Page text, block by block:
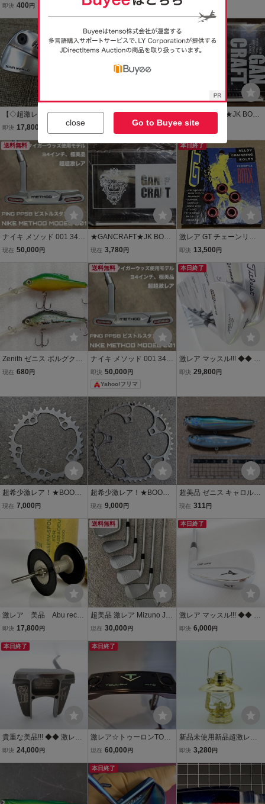
ol MA ①
即決 400 円
#ブルーバック ZENITH
孝典
現在 780円
ア!黒色紙にシルバーマジ
ックサイン！UWF/格闘王
／リングス/ＲＩＮＧＳ/格
闘技/前田日明直筆サイン/
アウトサイダー
現在
【◇超激レア/プロトタイ
プ/美品】◆HONMA TW-
MA アイアン型 UT #2◇ス
チールファイバーi110(X)
*MP@1*S*555
即決 17,800
激レア 限定品 壱式ビッグ
ブラザー KI-B カトキチ氏
デザイン ARCmania氏プ
ロデュース ボディー制作
TNC
円
★GANCRAFT★JK BOX
ガンクラフト ジョイクロ
ボックス フェイスロゴ #0
2 クリアー/ブラック 中古
品 MAGNUM 230 KLASH
9 用 平岩 孝典
現在 2,380
送料無料
ナイキ メソッド 001 34イ
ンチ 極美品 超超激レア タ
現在 50,000 円
★GANCRAFT★JK BOX
ガンクラフト ジョイクロ
ェイスロゴ #02 クリアー/
ブラック 新品未使用品 平
岩 孝典
現在 3,780 円
本日終了
激レア GT チェーンリン
グボルト アルミ BMX M
即決 13,500 円
Zenith ゼニス ボルグクラ
ンク ZC-65M チャートリ
クラフト 平岩孝典
現在 680 円
送料無料
ナイキ メソッド 001 34イ
ンチ 極美品 超超激レア タ
イガーウッズ NIKE METH
OD 001 34inch
即決 50,000 円
Yahoo!フリマ
本日終了
激レア マッスル!!! ◆◆ タ
イトリスト MB 712 FOR
即決 29,800 円
超希少激レア！★BOONE
TECH TITANIUM CHAINR
現在 7,000 円
超希少激レア！★BOONE
TECH TITANIUM CHAINR
現在 9,000 円
超美品 ゼニス キャロルと
キャロルJr 2個セット 送
現在 311円
激レア 美品 Abu recor
d 5000 ambassadeur 500
ースプール RESERV-SPO
LE アンバサダー アブ re
即決 17,800 円
送料無料
超美品 激レア Mizuno JP
X921 Hot Metal Pro NS95
度アップライト
現在 30,000 円
本日終了
激レア マッスル!!! ◆◆ 美
品 ミズノ MP-20 FORGE
00 4# #4 ◆◆ 4番アイア
即決 6,000 円
本日終了
貴重な美品!!! ◆◆ 激レア
KRONOS GOLF KAMPE
即決 24,000 円
本日終了
激レア☆トゥーロンTOUL
ON☆2024コレクション
ィ（ロングネック）☆34
インチ
現在 60,000 円
新品未使用新品超激レア
ゴールド灯油ランタン オ
傘径22cm ゴールド
即決 3,280 円
本日終了
close Go to Buyee site